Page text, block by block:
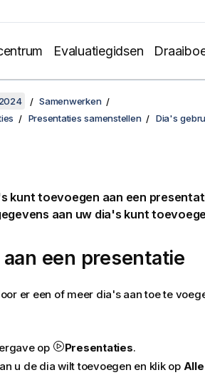
Evaluatiegidsen
Samenwerken
Presentaties samenstellen Dia's
kunt toevoegen aan een
aan uw dia's kunt
een presentatie
er een of meer dia's aan toe te
op
Presentaties.
u de dia wilt toevoegen en klik op